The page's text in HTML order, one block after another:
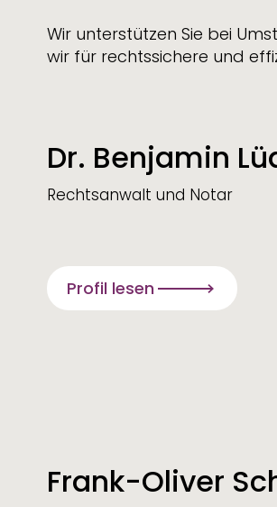
Wir unterstützen Sie bei
wir für rechtssichere und
Dr. Benjamin
Rechtsanwalt und Notar
Profil lesen
Frank-Oliver